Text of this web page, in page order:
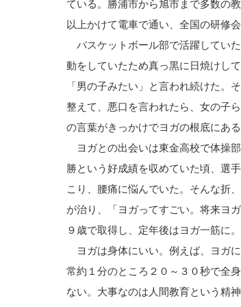
ている。勝浦市から旭市まで多数の
以上かけて電車で通い、全国の研修
バスケットボール部で活躍してい
動をしていたため真っ黒に日焼けし
「男の子みたい」と言われ続けた。
整えて、悪口を言われたら、女の子
の言葉がきっかけでヨガの根底にあ
ヨガとの出会いは東金高校で体操
勝という好成績を収めていた頃、選
こり、腰痛に悩んでいた。そんな折
が治り、「ヨガってすごい。将来ヨ
９歳で取得し、定年後はヨガ一筋に。
ヨガは身体にいい。例えば、ヨガ
常約１分のところ２０～３０秒で全
ない。大事なのは人間教育という精